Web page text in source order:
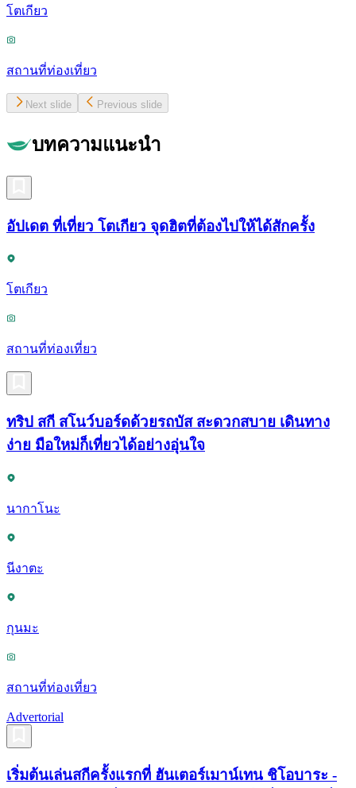
โตเกียว
สถานที่ท่องเที่ยว
Next slide Previous slide
บทความแนะนำ
อัปเดต ที่เที่ยว โตเกียว จุดฮิตที่ต้องไปให้ได้สักครั้ง
โตเกียว
สถานที่ท่องเที่ยว
ทริป สกี สโนว์บอร์ดด้วยรถบัส สะดวกสบาย เดินทาง
ง่าย มือใหม่ก็เที่ยวได้อย่างอุ่นใจ
นากาโนะ
นีงาตะ
กุนมะ
สถานที่ท่องเที่ยว
Advertorial
เริ่มต้นเล่นสกีครั้งแรกที่ ฮันเตอร์เมาน์เทน ชิโอบาระ -